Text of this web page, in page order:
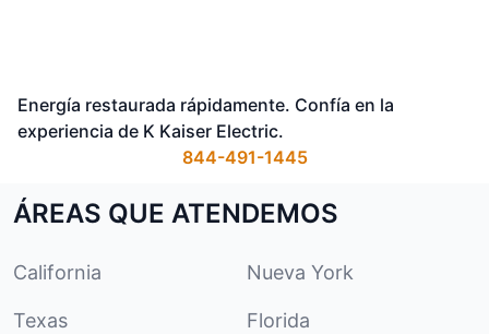
Energía restaurada rápidamente. Confía en la
experiencia de K Kaiser Electric.
844-491-1445
ÁREAS QUE ATENDEMOS
California Nueva York
Texas Florida